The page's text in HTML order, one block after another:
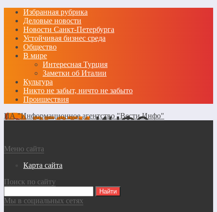
Избранная рубрика
Деловые новости
Новости Санкт-Петербурга
Устойчивая бизнес среда
Общество
В мире
Интересная Турция
Заметки об Италии
Культура
Никто не забыт, ничто не забыто
Проишествия
ИА "Информационное агентство "Вести Инфо"
Меню сайта
Карта сайта
Поиск по сайту
Мы в социальных сетях